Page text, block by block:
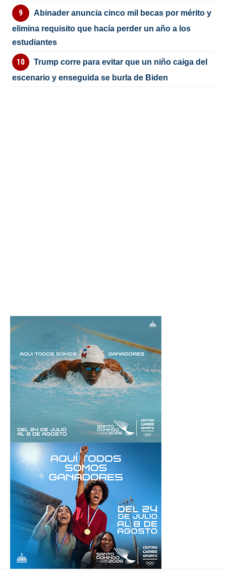
Abinader anuncia cinco mil becas por mérito y
elimina requisito que hacía perder un año a los
estudiantes
Trump corre para evitar que un niño caiga del
escenario y enseguida se burla de Biden